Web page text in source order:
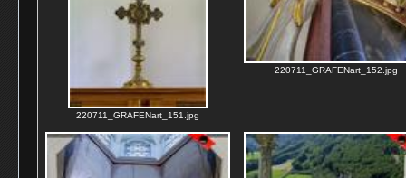
220711_GRAFENart_151.jpg
220711_GRAFENart_152.jpg